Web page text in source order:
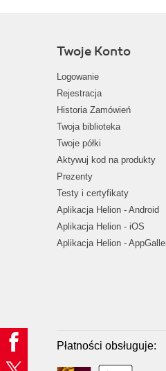
Twoje Konto
Logowanie
Rejestracja
Historia Zamówień
Twoja biblioteka
Twoje półki
Aktywuj kod na produkty
Prezenty
Testy i certyfikaty
Aplikacja Helion - Android
Aplikacja Helion - iOS
Aplikacja Helion -
Płatności obsługuje: